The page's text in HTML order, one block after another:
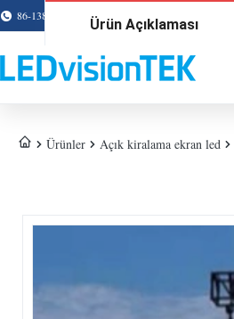
86-138-2526-8067
Ürünler Açık kiralama ekran led
Ürün Açıklaması